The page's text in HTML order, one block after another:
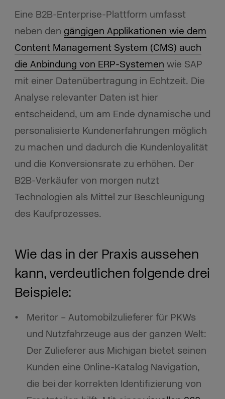
Eine B2B-Enterprise-Plattform umfasst
neben den gängigen Applikationen wie dem
Content Management System (CMS) auch
die Anbindung von ERP-Systemen wie SAP
mit einer Datenübertragung in Echtzeit. Die
Analyse relevanter Daten ist hier
entscheidend, um am Ende dynamische und
personalisierte Kundenerfahrungen möglich
zu machen und dadurch die Kundenloyalität
und die Konversionsrate zu erhöhen. Der
B2B-Verkäufer von morgen nutzt
Technologien als Mittel zur Beschleunigung
des Kaufprozesses.
Wie das in der Praxis aussehen
kann, verdeutlichen folgende drei
Beispiele:
Meritor – Automobilzulieferer für PKWs
und Nutzfahrzeuge aus der ganzen Welt:
Der Zulieferer aus Michigan bietet seinen
Kunden eine Online-Katalog Navigation,
die bei der korrekten Identifizierung von